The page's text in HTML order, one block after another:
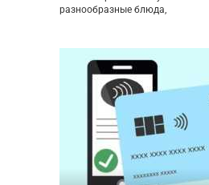
разнообразные блюда,